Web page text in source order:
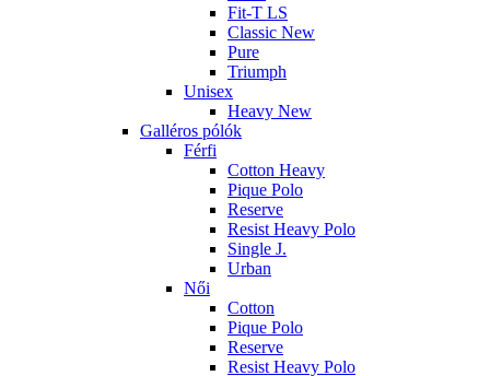
Fit-T LS
Classic New
Pure
Triumph
Unisex
Heavy New
Galléros pólók
Férfi
Cotton Heavy
Pique Polo
Reserve
Resist Heavy Polo
Single J.
Urban
Női
Cotton
Pique Polo
Reserve
Resist Heavy Polo